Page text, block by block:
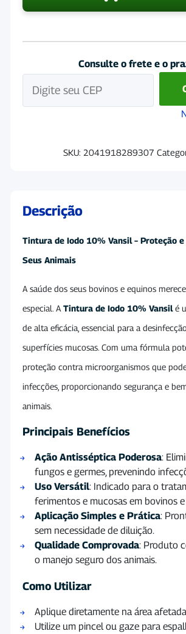
Consulte o frete e o
SKU: 2041918289307
Descrição
Tintura de Iodo 10% Vansil – Proteção
Seus Animais
A saúde dos seus bovinos e equinos
especial. A Tintura de Iodo 10% Vansilé
de alta eficácia, essencial para a
superfícies mucosas. Com uma fórmula
proteção contra microorganismos que
infecções, proporcionando segurança e
animais.
Principais Benefícios
Ação Antisséptica Poderosa:
fungos e germes, prevenindo
Uso Versátil: Indicado para o
ferimentos e mucosas em bovinos
Aplicação Simples e Prática:
sem necessidade de diluição.
Qualidade Comprovada: Produto
o manejo seguro dos animais.
Como Utilizar
Aplique diretamente na área
Utilize um pincel ou gaze para